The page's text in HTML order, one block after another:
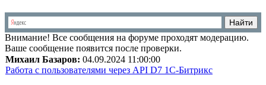
Внимание! Все сообщения на форуме проходят модерацию.
Ваше сообщение появится после проверки.
Михаил Базаров: 04.09.2024 11:00:00
Работа с пользователями через API D7 1С-Битрикс